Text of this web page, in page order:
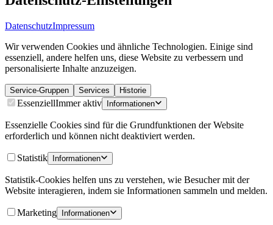
DatenschutzImpressum
Wir verwenden Cookies und ähnliche Technologien. Einige sind
essenziell, andere helfen uns, diese Website zu verbessern und
personalisierte Inhalte anzuzeigen.
Service-Gruppen Services Historie
EssenziellImmer aktiv Informationen
Essenzielle Cookies sind für die Grundfunktionen der Website
erforderlich und können nicht deaktiviert werden.
Statistik Informationen
Statistik-Cookies helfen uns zu verstehen, wie Besucher mit der
Website interagieren, indem sie Informationen sammeln und melden.
Marketing Informationen